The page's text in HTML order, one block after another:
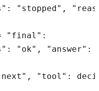
"stopped",
"final":
"ok", "answer":